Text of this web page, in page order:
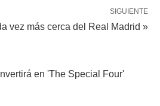
SIGUIENTE
vez más cerca del Real Madrid »
en 'The Special Four'